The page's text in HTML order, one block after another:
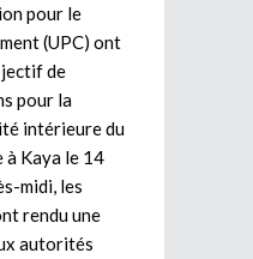
pour le
(UPC) ont
de
pour la
intérieure du
à Kaya le 14
midi, les
rendu une
autorités